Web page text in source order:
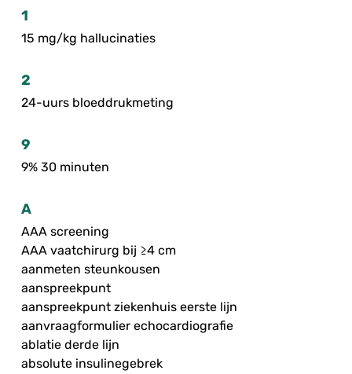
1
15 mg/kg hallucinaties
2
24-uurs bloeddrukmeting
9
9% 30 minuten
A
AAA screening
AAA vaatchirurg bij ≥4 cm
aanmeten steunkousen
aanspreekpunt
aanspreekpunt ziekenhuis eerste lijn
aanvraagformulier echocardiografie
ablatie derde lijn
absolute insulinegebrek